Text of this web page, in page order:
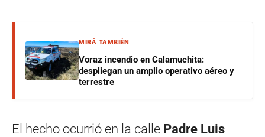
MIRÁ TAMBIÉN
Voraz incendio en Calamuchita:
despliegan un amplio operativo aéreo y
terrestre
El hecho ocurrió en la calle Padre Luis